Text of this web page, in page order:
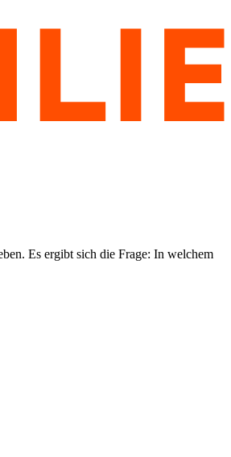
Es ergibt sich die Frage: In welchem